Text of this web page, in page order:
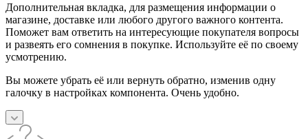
Дополнительная вкладка, для размещения информации о
магазине, доставке или любого другого важного контента.
Поможет вам ответить на интересующие покупателя вопросы
и развеять его сомнения в покупке. Используйте её по своему
усмотрению.
Вы можете убрать её или вернуть обратно, изменив одну
галочку в настройках компонента. Очень удобно.